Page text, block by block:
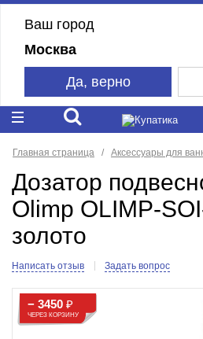
Ваш город
Москва
Да, верно
Главная страница Аксессуары для
Дозатор
Olimp OLIMP-
золото
Написать отзыв Задать вопрос
− 3450₽
ЧЕРЕЗ КОРЗИНУ